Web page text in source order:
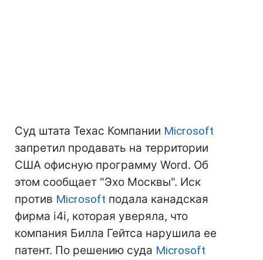
Суд штата Техас Компании Microsoft
запретил продавать на территории
США офисную программу Word. Об
этом сообщает "Эхо Москвы". Иск
против Microsoft подала канадская
фирма i4i, которая уверяла, что
компания Билла Гейтса нарушила ее
патент. По решению суда Microsoft